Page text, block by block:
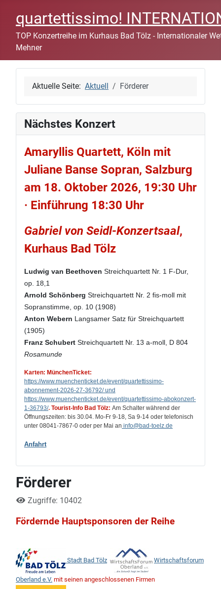
quartettissimo!
TOP Konzertreihe im Kurhaus Bad Tölz - Internationaler
Mehner
Aktuelle Seite: Aktuell Förderer
Nächstes Konzert
Amaryllis Quartett, Köln mit
Juliane Banse Sopran, Salzburg
am 18. Oktober 2026, 19:30 Uhr
· Einführung 18:30 Uhr
Gabriel von Seidl-Konzertsaal,
Kurhaus Bad Tölz
Ludwig van Beethoven Streichquartett Nr. 1 F-Dur,
op. 18,1
Arnold Schönberg Streichquartett Nr. 2 fis-moll mit
Sopranstimme, op. 10 (1908)
Anton Webern Langsamer Satz für Streichquartett
(1905)
Franz Schubert Streichquartett Nr. 13 a-moll, D 804
Rosamunde
Karten: MünchenTicket:
https://www.muenchenticket.de/event/quartettissimo-
abonnement-2026-27-36792/ und
https://www.muenchenticket.de/event/quartettissimo-abokonzert-
1-36793/. Tourist-Info Bad Tölz: Am Schalter während der
Öffnungszeiten: bis 30.04. Mo-Fr 9-18, Sa 9-14 oder telefonisch
unter 08041-7867-0 oder per Mai an info@bad-toelz.de
Anfahrt
Förderer
Zugriffe: 10402
Fördernde Hauptsponsoren der Reihe
Stadt Bad Tölz Wirtschaftsforum
Oberland e.V. mit seinen angeschlossenen Firmen